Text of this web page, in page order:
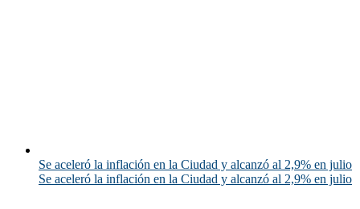
Se aceleró la inflación en la Ciudad y alcanzó al 2,9% en julio
Se aceleró la inflación en la Ciudad y alcanzó al 2,9% en julio